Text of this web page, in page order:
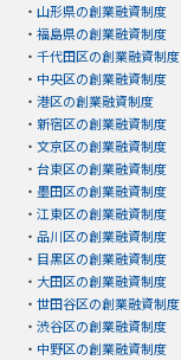
・ 山形県の創業融資制度
・ 福島県の創業融資制度
・ 千代田区の創業融資制度
・ 中央区の創業融資制度
・ 港区の創業融資制度
・ 新宿区の創業融資制度
・ 文京区の創業融資制度
・ 台東区の創業融資制度
・ 墨田区の創業融資制度
・ 江東区の創業融資制度
・ 品川区の創業融資制度
・ 目黒区の創業融資制度
・ 大田区の創業融資制度
・ 世田谷区の創業融資制度
・ 渋谷区の創業融資制度
・ 中野区の創業融資制度